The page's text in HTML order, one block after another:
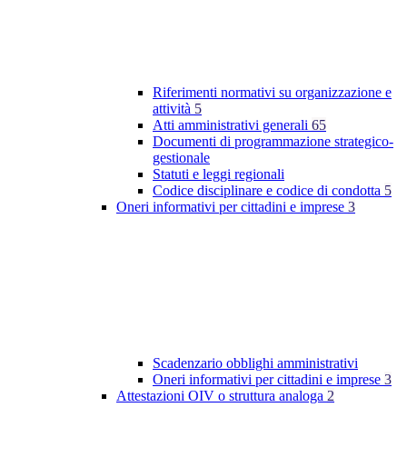
Riferimenti normativi su organizzazione e
attività 5
Atti amministrativi generali 65
Documenti di programmazione strategico-
gestionale
Statuti e leggi regionali
Codice disciplinare e codice di condotta 5
Oneri informativi per cittadini e imprese 3
Scadenzario obblighi amministrativi
Oneri informativi per cittadini e imprese 3
Attestazioni OIV o struttura analoga 2